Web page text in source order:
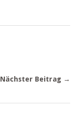
Nächster Beitrag →